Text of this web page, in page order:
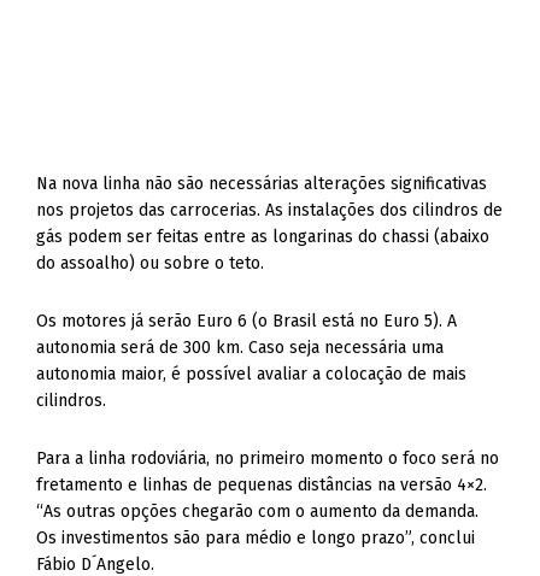
Na nova linha não são necessárias alterações significativas
nos projetos das carrocerias. As instalações dos cilindros de
gás podem ser feitas entre as longarinas do chassi (abaixo
do assoalho) ou sobre o teto.
Os motores já serão Euro 6 (o Brasil está no Euro 5). A
autonomia será de 300 km. Caso seja necessária uma
autonomia maior, é possível avaliar a colocação de mais
cilindros.
Para a linha rodoviária, no primeiro momento o foco será no
fretamento e linhas de pequenas distâncias na versão 4×2.
“As outras opções chegarão com o aumento da demanda.
Os investimentos são para médio e longo prazo”, conclui
Fábio D´Angelo.